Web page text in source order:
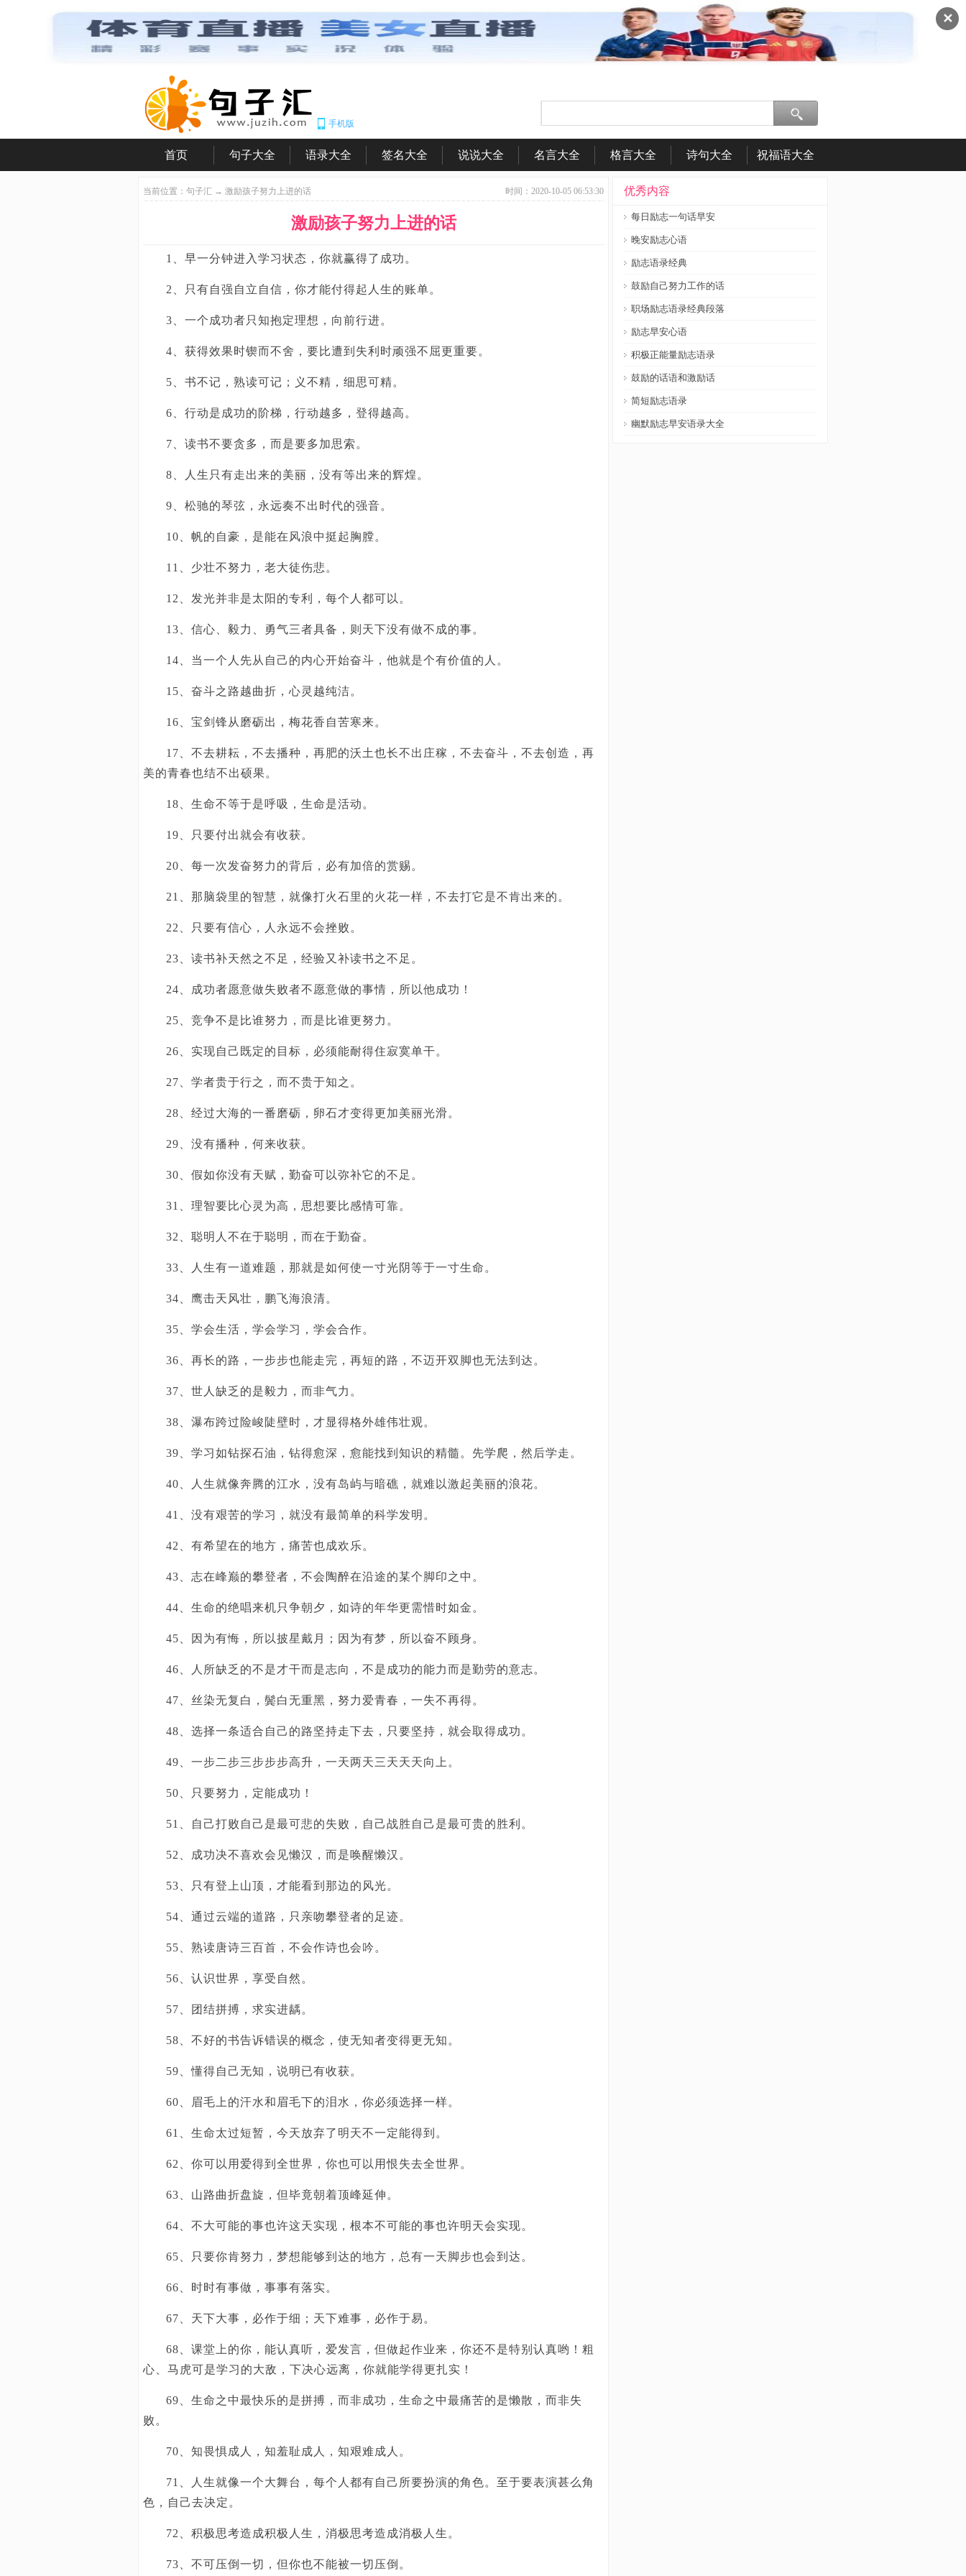
✕
手机版
首页 句子大全 语录大全 签名大全 说说大全 名言大全 格言大全 诗句大全 祝福语大全
时间：2020-10-05 06:53:30
当前位置： 句子汇 → 激励孩子努力上进的话
激励孩子努力上进的话
1、早一分钟进入学习状态，你就赢得了成功。
2、只有自强自立自信，你才能付得起人生的账单。
3、一个成功者只知抱定理想，向前行进。
4、获得效果时锲而不舍，要比遭到失利时顽强不屈更重要。
5、书不记，熟读可记；义不精，细思可精。
6、行动是成功的阶梯，行动越多，登得越高。
7、读书不要贪多，而是要多加思索。
8、人生只有走出来的美丽，没有等出来的辉煌。
9、松驰的琴弦，永远奏不出时代的强音。
10、帆的自豪，是能在风浪中挺起胸膛。
11、少壮不努力，老大徒伤悲。
12、发光并非是太阳的专利，每个人都可以。
13、信心、毅力、勇气三者具备，则天下没有做不成的事。
14、当一个人先从自己的内心开始奋斗，他就是个有价值的人。
15、奋斗之路越曲折，心灵越纯洁。
16、宝剑锋从磨砺出，梅花香自苦寒来。
17、不去耕耘，不去播种，再肥的沃土也长不出庄稼，不去奋斗，不去创造，再
美的青春也结不出硕果。
18、生命不等于是呼吸，生命是活动。
19、只要付出就会有收获。
20、每一次发奋努力的背后，必有加倍的赏赐。
21、那脑袋里的智慧，就像打火石里的火花一样，不去打它是不肯出来的。
22、只要有信心，人永远不会挫败。
23、读书补天然之不足，经验又补读书之不足。
24、成功者愿意做失败者不愿意做的事情，所以他成功！
25、竞争不是比谁努力，而是比谁更努力。
26、实现自己既定的目标，必须能耐得住寂寞单干。
27、学者贵于行之，而不贵于知之。
28、经过大海的一番磨砺，卵石才变得更加美丽光滑。
29、没有播种，何来收获。
30、假如你没有天赋，勤奋可以弥补它的不足。
31、理智要比心灵为高，思想要比感情可靠。
32、聪明人不在于聪明，而在于勤奋。
33、人生有一道难题，那就是如何使一寸光阴等于一寸生命。
34、鹰击天风壮，鹏飞海浪清。
35、学会生活，学会学习，学会合作。
36、再长的路，一步步也能走完，再短的路，不迈开双脚也无法到达。
37、世人缺乏的是毅力，而非气力。
38、瀑布跨过险峻陡壁时，才显得格外雄伟壮观。
39、学习如钻探石油，钻得愈深，愈能找到知识的精髓。先学爬，然后学走。
40、人生就像奔腾的江水，没有岛屿与暗礁，就难以激起美丽的浪花。
41、没有艰苦的学习，就没有最简单的科学发明。
42、有希望在的地方，痛苦也成欢乐。
43、志在峰巅的攀登者，不会陶醉在沿途的某个脚印之中。
44、生命的绝唱来机只争朝夕，如诗的年华更需惜时如金。
45、因为有悔，所以披星戴月；因为有梦，所以奋不顾身。
46、人所缺乏的不是才干而是志向，不是成功的能力而是勤劳的意志。
47、丝染无复白，鬓白无重黑，努力爱青春，一失不再得。
48、选择一条适合自己的路坚持走下去，只要坚持，就会取得成功。
49、一步二步三步步步高升，一天两天三天天天向上。
50、只要努力，定能成功！
51、自己打败自己是最可悲的失败，自己战胜自己是最可贵的胜利。
52、成功决不喜欢会见懒汉，而是唤醒懒汉。
53、只有登上山顶，才能看到那边的风光。
54、通过云端的道路，只亲吻攀登者的足迹。
55、熟读唐诗三百首，不会作诗也会吟。
56、认识世界，享受自然。
57、团结拼搏，求实进龋。
58、不好的书告诉错误的概念，使无知者变得更无知。
59、懂得自己无知，说明已有收获。
60、眉毛上的汗水和眉毛下的泪水，你必须选择一样。
61、生命太过短暂，今天放弃了明天不一定能得到。
62、你可以用爱得到全世界，你也可以用恨失去全世界。
63、山路曲折盘旋，但毕竟朝着顶峰延伸。
64、不大可能的事也许这天实现，根本不可能的事也许明天会实现。
65、只要你肯努力，梦想能够到达的地方，总有一天脚步也会到达。
66、时时有事做，事事有落实。
67、天下大事，必作于细；天下难事，必作于易。
68、课堂上的你，能认真听，爱发言，但做起作业来，你还不是特别认真哟！粗
心、马虎可是学习的大敌，下决心远离，你就能学得更扎实！
69、生命之中最快乐的是拼搏，而非成功，生命之中最痛苦的是懒散，而非失
败。
70、知畏惧成人，知羞耻成人，知艰难成人。
71、人生就像一个大舞台，每个人都有自己所要扮演的角色。至于要表演甚么角
色，自己去决定。
72、积极思考造成积极人生，消极思考造成消极人生。
73、不可压倒一切，但你也不能被一切压倒。
优秀内容
每日励志一句话早安
晚安励志心语
励志语录经典
鼓励自己努力工作的话
职场励志语录经典段落
励志早安心语
积极正能量励志语录
鼓励的话语和激励话
简短励志语录
幽默励志早安语录大全